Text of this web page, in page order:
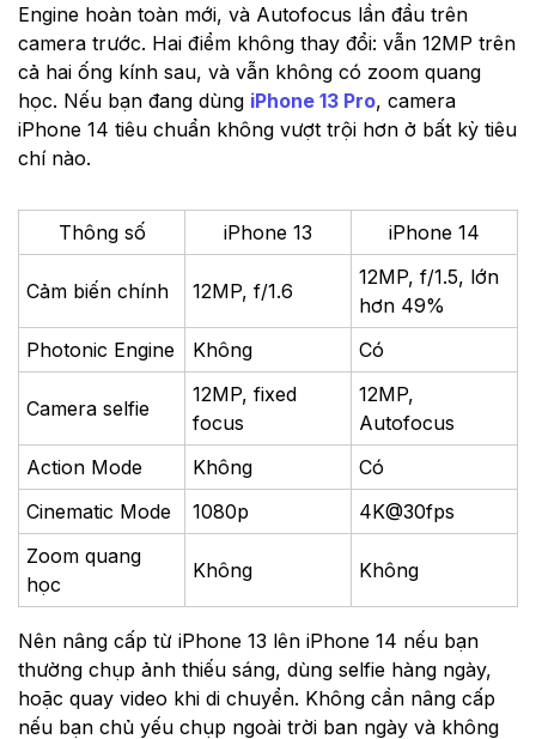
Engine hoàn toàn mới, và Autofocus lần đầu trên
camera trước. Hai điểm không thay đổi: vẫn 12MP trên
cả hai ống kính sau, và vẫn không có zoom quang
học. Nếu bạn đang dùng iPhone 13 Pro, camera
iPhone 14 tiêu chuẩn không vượt trội hơn ở bất kỳ tiêu
chí nào.
Thông số iPhone 13 iPhone 14
Cảm biến chính 12MP, f/1.6
12MP, f/1.5, lớn
hơn 49%
Photonic Engine
Không Có
Camera selfie
12MP, fixed
focus
12MP,
Autofocus
Action Mode
Không
Có
Cinematic Mode
1080p
4K@30fps
Zoom quang
học
Không Không
Nên nâng cấp từ iPhone 13 lên iPhone 14 nếu bạn
thường chụp ảnh thiếu sáng, dùng selfie hàng ngày,
hoặc quay video khi di chuyển. Không cần nâng cấp
nếu bạn chủ yếu chụp ngoài trời ban ngày và không